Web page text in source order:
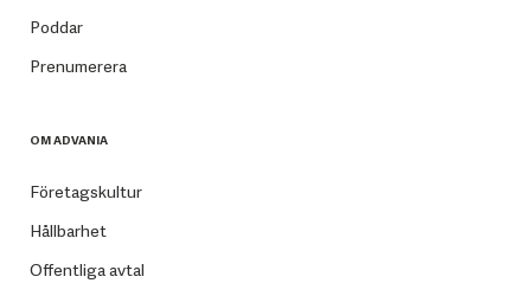
Poddar
Prenumerera
OM ADVANIA
Företagskultur
Hållbarhet
Offentliga avtal